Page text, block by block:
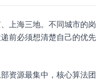
上海三地。不同城市的岗
前必须想清楚自己的优先
资源最集中，核心算法团